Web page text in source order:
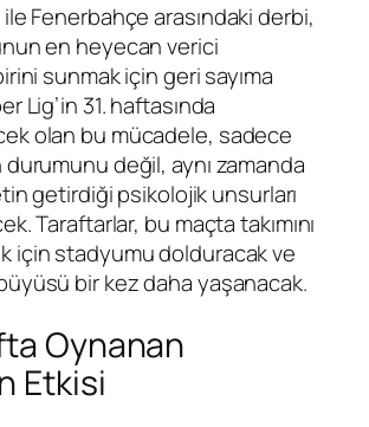
Fenerbahçe arasındaki derbi,
en heyecan verici
sunmak için geri sayıma
Lig’in 31. haftasında
olan bu mücadele, sadece
değil, aynı zamanda
getirdiği psikolojik unsurları
Taraftarlar, bu maçta takımını
için stadyumu dolduracak ve
bir kez daha yaşanacak.
Oynanan
Etkisi